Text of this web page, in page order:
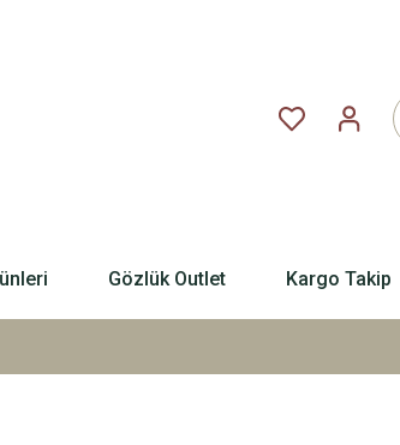
Gözlük Outlet Kargo Takip